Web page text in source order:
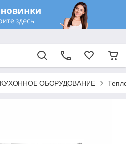
КУХОННОЕ ОБОРУДОВАНИЕ